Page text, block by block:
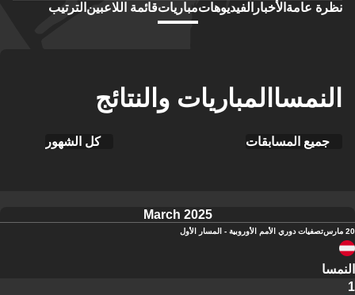
نظرة عامة الأخبار الفيديوهاتمبارياتقائمة اللاعبين الترتيب
النمساالمباريات والنتائج
جميع المسابقات كل الشهور
March 2025
20 مارس تصفيات دوري الأمم الأوروبية - المسار الأول
النمسا
1